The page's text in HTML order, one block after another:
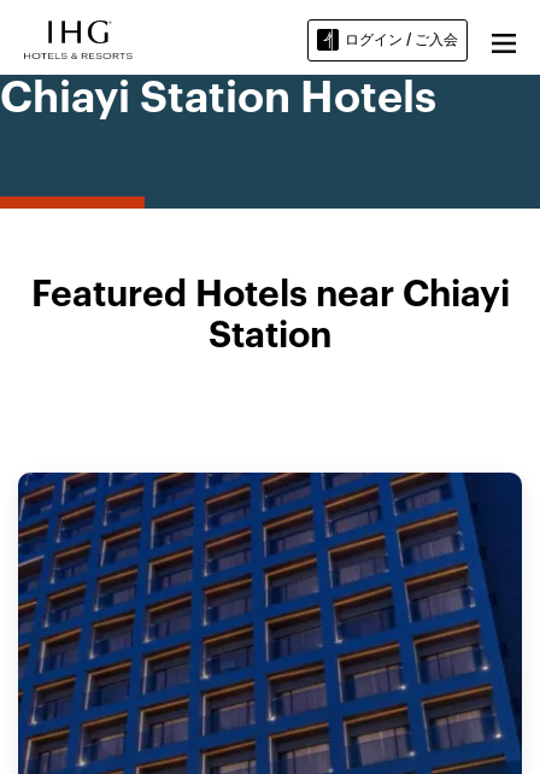
ログイン / ご入会
Chiayi Station Hotels
Featured Hotels near Chiayi
Station